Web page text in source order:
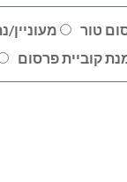
טור
קוביית פרסום